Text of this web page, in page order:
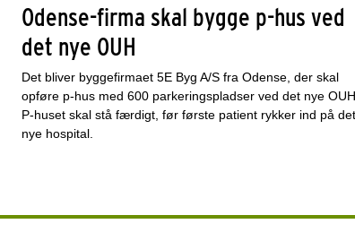
Odense-firma skal bygge p-hus ved
det nye OUH
Det bliver byggefirmaet 5E Byg A/S fra Odense, der skal
opføre p-hus med 600 parkeringspladser ved det nye OUH.
P-huset skal stå færdigt, før første patient rykker ind på det
nye hospital.